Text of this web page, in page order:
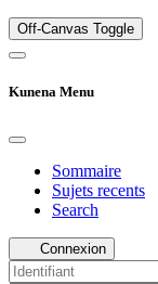
Off-Canvas Toggle
Kunena Menu
Sommaire
Sujets recents
Search
Connexion